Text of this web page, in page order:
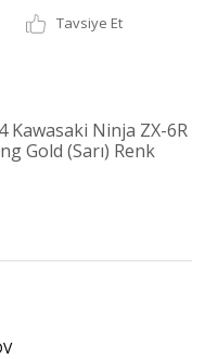
Tavsiye Et
Kawasaki Ninja ZX-6R
Gold (Sarı) Renk